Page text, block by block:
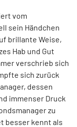
vom
sein Händchen
brillante Weise,
Hab und Gut
verschrieb sich
sich zurück
dessen
immenser Druck
zu
besser kennt als